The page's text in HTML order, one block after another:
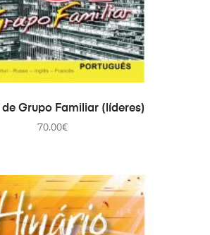
ADD TO CART
de Grupo Familiar (líderes)
70.00€